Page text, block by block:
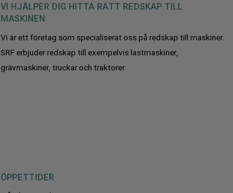
VI HJÄLPER DIG HITTA RÄTT REDSKAP TILL
MASKINEN
Vi är ett företag som specialiserat oss på redskap till maskiner.
SRF erbjuder redskap till exempelvis lastmaskiner,
grävmaskiner, truckar och traktorer.
ÖPPETTIDER